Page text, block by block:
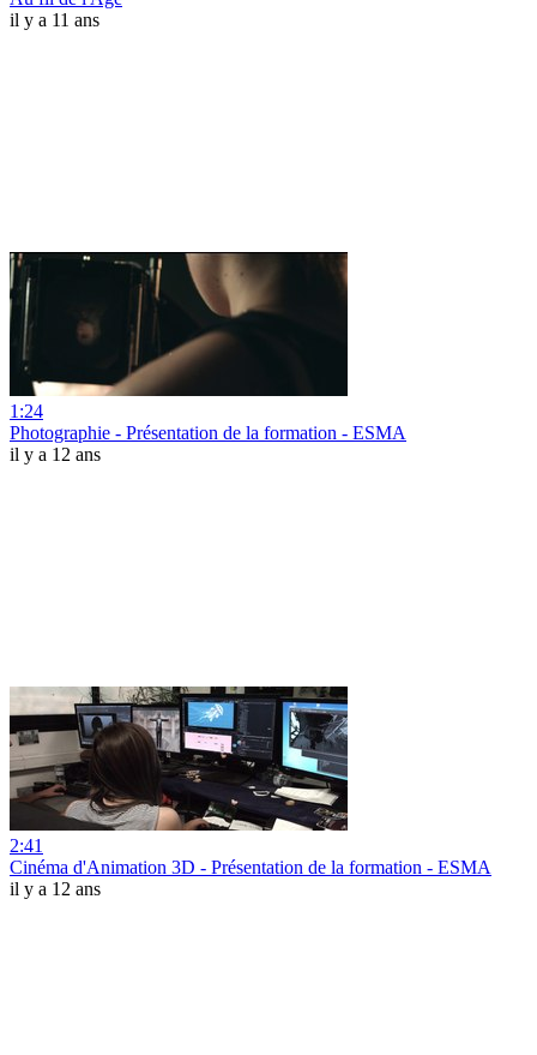
il y a 11 ans
1:24
Photographie - Présentation de la formation - ESMA
il y a 12 ans
2:41
Cinéma d'Animation 3D - Présentation de la formation - ESMA
il y a 12 ans